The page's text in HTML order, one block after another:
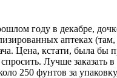
году в декабре,
аптеках
Цена, кстати, была
Лучше
250 фунтов за